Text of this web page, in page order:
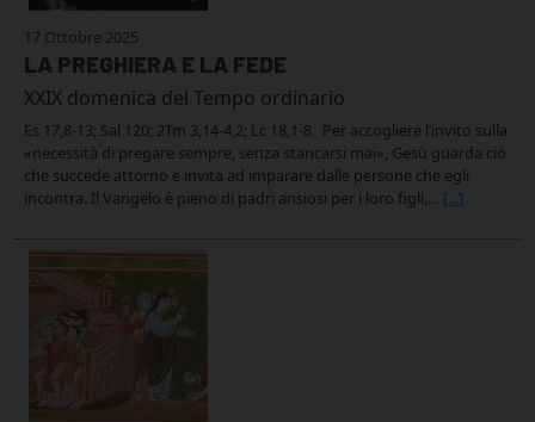
17 Ottobre 2025
LA PREGHIERA E LA FEDE
XXIX domenica del Tempo ordinario
Es 17,8-13; Sal 120; 2Tm 3,14-4,2; Lc 18,1-8 Per accogliere l’invito sulla
«necessità di pregare sempre, senza stancarsi mai», Gesù guarda ciò
che succede attorno e invita ad imparare dalle persone che egli
incontra. Il Vangelo è pieno di padri ansiosi per i loro figli,… [...]